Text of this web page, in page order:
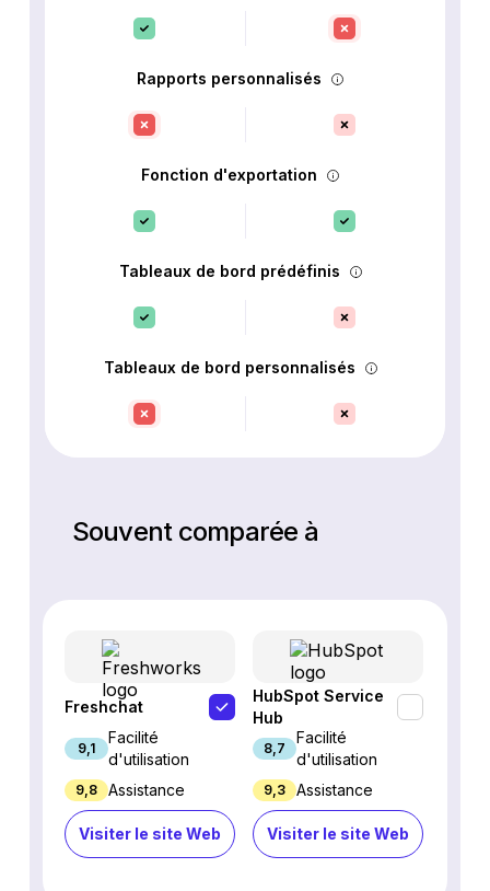
Rapports personnalisés
Fonction d'exportation
Tableaux de bord prédéfinis
Tableaux de bord personnalisés
Souvent comparée à
Freshchat
9,1
Facilité
d'utilisation
9,8 Assistance
Visiter le site Web
HubSpot Service
Hub
8,7
Facilité
d'utilisation
9,3 Assistance
Visiter le site Web